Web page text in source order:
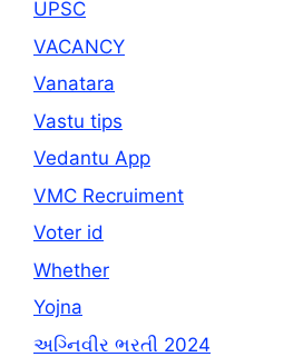
UPSC
VACANCY
Vanatara
Vastu tips
Vedantu App
VMC Recruiment
Voter id
Whether
Yojna
અગ્નિવીર ભરતી 2024